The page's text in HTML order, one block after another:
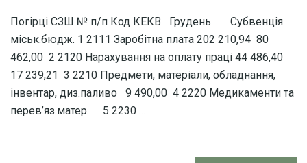
Погірці СЗШ № п/п Код КЕКВ Грудень Субвенція
міськ.бюдж. 1 2111 Заробітна плата 202 210,94 80
462,00 2 2120 Нарахування на оплату праці 44 486,40
17 239,21 3 2210 Предмети, матеріали, обладнання,
інвентар, диз.паливо 9 490,00 4 2220 Медикаменти та
перев’яз.матер. 5 2230 …